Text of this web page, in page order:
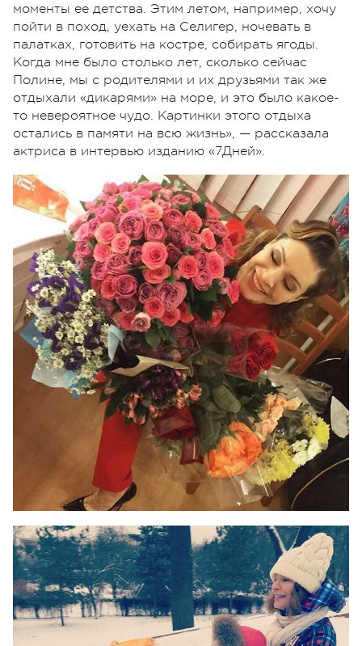
моменты ее детства. Этим летом, например, хочу
пойти в поход, уехать на Селигер, ночевать в
палатках, готовить на костре, собирать ягоды.
Когда мне было столько лет, сколько сейчас
Полине, мы с родителями и их друзьями так же
отдыхали «дикарями» на море, и это было какое-
то невероятное чудо. Картинки этого отдыха
остались в памяти на всю жизнь», — рассказала
актриса в интервью изданию «7Дней».